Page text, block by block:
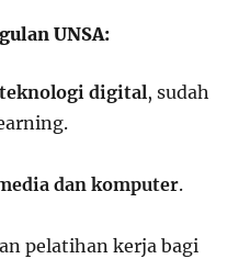
UNSA:
teknologi digital, sudah
dan komputer.
pelatihan kerja bagi